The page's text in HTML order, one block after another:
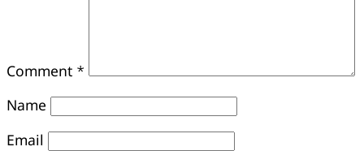
Comment *
Name
Email